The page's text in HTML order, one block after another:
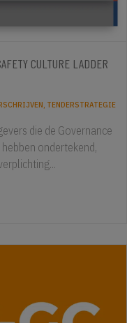
CULTURE LADDER
TENDERSTRATEGIE
die de Governance
ondertekend,